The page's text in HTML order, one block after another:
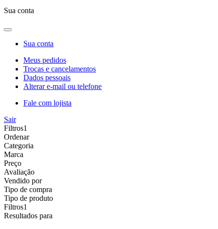
Sua conta
Sua conta
Meus pedidos
Trocas e cancelamentos
Dados pessoais
Alterar e-mail ou telefone
Fale com lojista
Sair
Filtros1
Ordenar
Categoria
Marca
Preço
Avaliação
Vendido por
Tipo de compra
Tipo de produto
Filtros1
Resultados para